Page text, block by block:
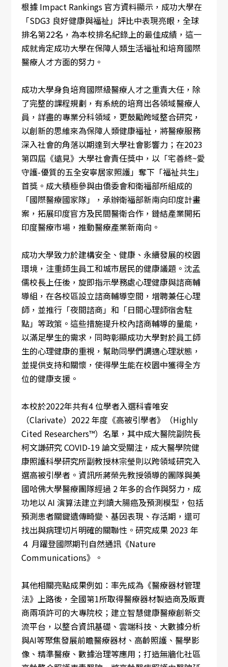
根據 Impact Rankings 官方資料顯示，成功大學在
「SDG3 良好健康與福祉」評比中表現亮眼，全球
排名第22名，為本校排名紀錄上的最佳成績，這一
成就肯定成功大學在保障人類生活福祉和培育國際
醫療人才方面的努力。
成功大學身負培育國際級醫療人才之重責大任，除
了完整的課程規劃，有系統的培育出各領域醫療人
員，詳盡的專業分科領域，更鼓勵跨域整合研究，
以創新的思維來為保障人類健康福祉，將醫療服務
深入社會的角落以期達到大學社會影響力；在2023
第四屆《遠見》大學社會責任獎中，以「宅善終~愛
守護-優質的五全安寧居家照護」奪下「福祉共生」
首獎。成大積極參與由僑委會和衛福部所組成的
「國際醫療國家隊」，承辦衛福部新南向印度計畫
案，拓展印度官方及民間醫衛合作，鏈結產業開拓
印度醫療市場，推動醫療產業新南向。
成功大學致力於建構安全、健康、永續發展的校園
環境，注重師生員工和城市居民的健康議題。沈孟
儒校長上任後，旋即指示學務處心理健康與諮商輔
導組，在各校區設立諮商輔導空間，增聘兼任心理
師，並推行「夜間諮商」和「日間心理師宿舍駐
點」等政策。這些措施提升校內諮商輔導的量能，
以滿足學生的需求，同時彰顯成功大學對於員工師
生的心理健康的重視，幫助同學們調適心理狀態，
並提供支持和關懷，使得學生能在校園中獲得全方
位的健康支援。
本校於2022年共有4 位學者入選科睿唯安
（Clarivate）2022 年度《高被引學者》（Highly
Cited Researchers™）名單，其中成大醫院副院長
柯文謙研究 COVID-19 論文受關注，成大醫學院健
康照護科學研究所副教授林宗瑩則以跨領域研究入
選高被引學者。資訊所蔣榮先教授領導的團隊與美
國哈佛大學醫療團隊經過 2 年多的合作與努力，成
功地以 AI 演算法建立判讀大腸癌及預測模型，包括
預測患者關鍵遺傳畸變、基因表現、存活期，還可
找出與病理切片明確的關聯性。研究成果 2023 年
４ 月躍登國際期刊自然通訊《Nature
Communications》。
其他相關亮點成果例如：率先成為《醫療器材管理
法》上路後，全國第1所取得醫療器材製造商及販賣
商兩項許可的大專院校；建立智慧健康醫療創新交
流平台，以整合資訊基礎、雲端科技、大數據分析
與AI等聚焦發展前瞻醫療器材、高齡照護、醫學影
像、精準醫療、數據治理等應用；打造無牆化社區